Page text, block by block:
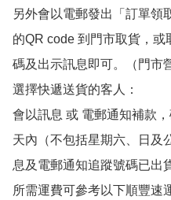
另外會以電郵發出「訂單領
的QR code 到門市取貨，
碼及出示訊息即可。（門市
選擇快遞送貨的客人：
會以訊息 或 電郵通知補款
天內（不包括星期六、日及
息及電郵通知追蹤號碼已出
所需運費可參考以下順豐速